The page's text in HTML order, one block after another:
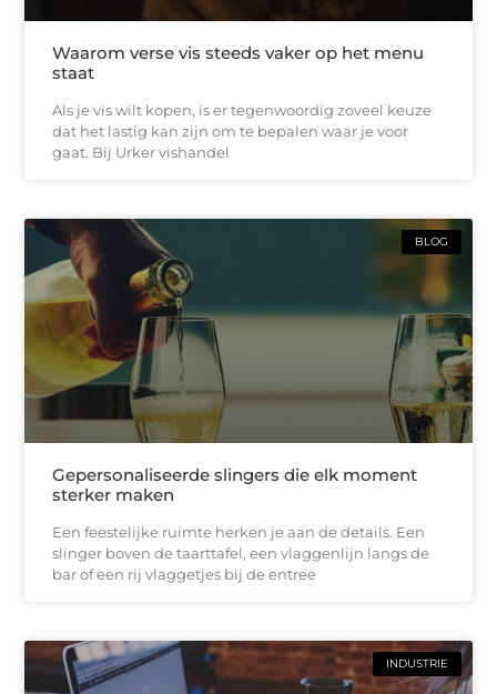
Waarom verse vis steeds vaker op het menu
staat
Als je vis wilt kopen, is er tegenwoordig zoveel keuze
dat het lastig kan zijn om te bepalen waar je voor
gaat. Bij Urker vishandel
BLOG
Gepersonaliseerde slingers die elk moment
sterker maken
Een feestelijke ruimte herken je aan de details. Een
slinger boven de taarttafel, een vlaggenlijn langs de
bar of een rij vlaggetjes bij de entree
INDUSTRIE